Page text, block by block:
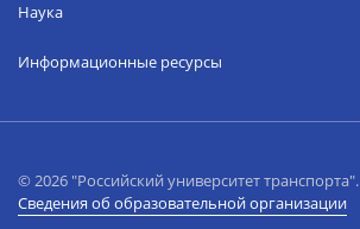
Наука
Информационные ресурсы
© 2026 "Российский университет транспорта".
Сведения об образовательной организации